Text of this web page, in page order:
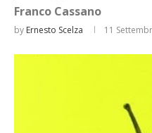
Franco Cassano
by Ernesto Scelza 11